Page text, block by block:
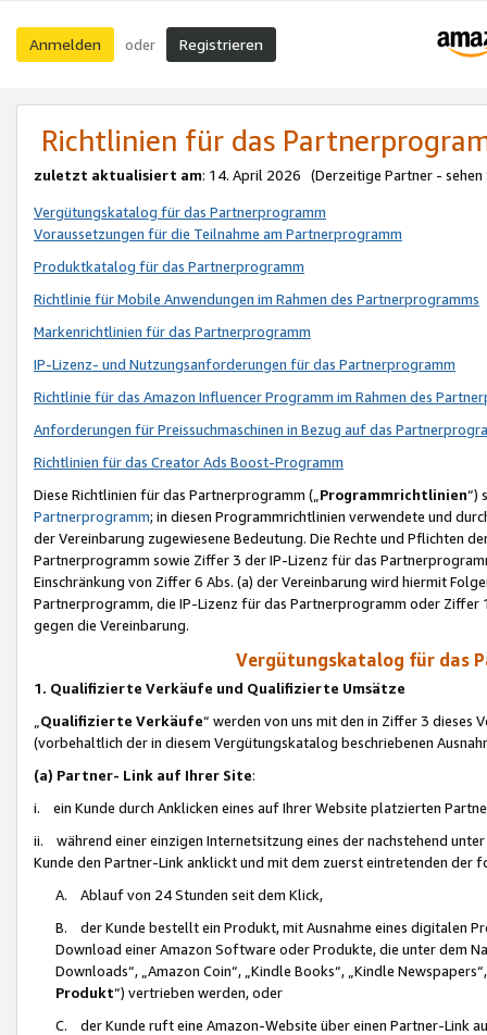
Anmelden oder Registrieren
Richtlinien für das
zuletzt aktualisiert am: 14. April 2026 (Derzeitige Partner - sehen
Vergütungskatalog für das Partnerprogramm
Voraussetzungen für die Teilnahme am Partnerprogramm
Produktkatalog für das Partnerprogramm
Richtlinie für Mobile Anwendungen im Rahmen des Partnerprogramms
Markenrichtlinien für das Partnerprogramm
IP-Lizenz- und Nutzungsanforderungen für das Partnerprogramm
Richtlinie für das Amazon Influencer Programm im Rahmen des
Anforderungen für Preissuchmaschinen in Bezug auf das
Richtlinien für das Creator Ads Boost-Programm
Diese Richtlinien für das Partnerprogramm („Programmrichtlinien“)
Partnerprogramm; in diesen Programmrichtlinien verwendete und
der Vereinbarung zugewiesene Bedeutung. Die Rechte und Pflichten
Partnerprogramm sowie Ziffer 3 der IP-Lizenz für das
Einschränkung von Ziffer 6 Abs. (a) der Vereinbarung wird hiermit
Partnerprogramm, die IP-Lizenz für das Partnerprogramm oder
gegen die Vereinbarung.
Vergütungskatalog für das
1. Qualifizierte Verkäufe und Qualifizierte Umsätze
Qualifizierte Verkäufe“ werden von uns mit den in Ziffer 3
(vorbehaltlich der in diesem Vergütungskatalog beschriebenen
(a) Partner- Link auf Ihrer Site:
i. ein Kunde durch Anklicken eines auf Ihrer Website platzierten
ii. während einer einzigen Internetsitzung eines der nachstehend
Kunde den Partner-Link anklickt und mit dem zuerst eintretenden der
A. Ablauf von 24 Stunden seit dem Klick,
B. der Kunde bestellt ein Produkt, mit Ausnahme eines digitalen
Download einer Amazon Software oder Produkte, die unter dem
Downloads“, „Amazon Coin“, „Kindle Books“, „Kindle
Produkt“) vertrieben werden, oder
C. der Kunde ruft eine Amazon-Website über einen Partner-Link